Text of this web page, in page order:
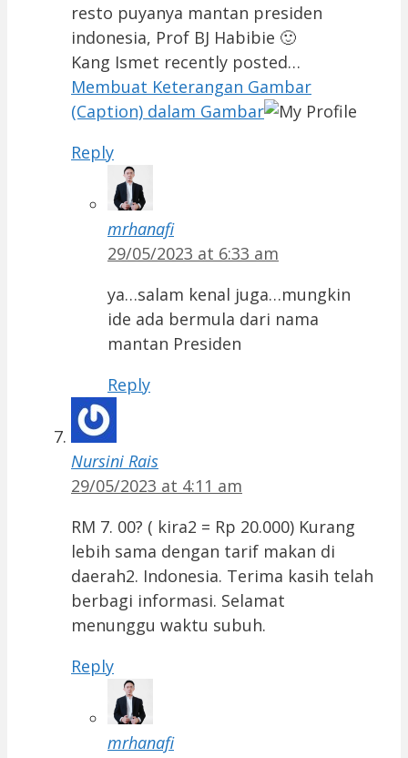
resto puyanya mantan presiden
indonesia, Prof BJ Habibie 🙂
Kang Ismet recently posted…
Membuat Keterangan Gambar
(Caption) dalam Gambar
Reply
mrhanafi
29/05/2023 at 6:33 am
ya…salam kenal juga…mungkin
ide ada bermula dari nama
mantan Presiden
Reply
Nursini Rais
29/05/2023 at 4:11 am
RM 7. 00? ( kira2 = Rp 20.000) Kurang
lebih sama dengan tarif makan di
daerah2. Indonesia. Terima kasih telah
berbagi informasi. Selamat
menunggu waktu subuh.
Reply
mrhanafi